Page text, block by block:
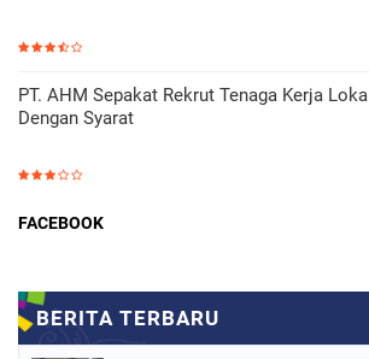
PT. AHM Sepakat Rekrut Tenaga Kerja Lokal
Dengan Syarat
FACEBOOK